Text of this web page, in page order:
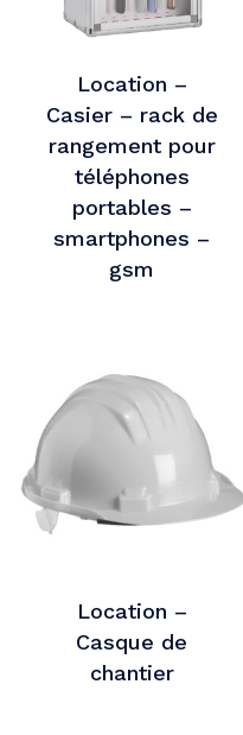
Location –
Casier – rack de
rangement pour
téléphones
portables –
smartphones –
gsm
Location –
Casque de
chantier